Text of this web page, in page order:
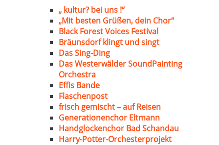
„ kultur? bei uns !“
„Mit besten Grüßen, dein Chor“
Black Forest Voices Festival
Bräunsdorf klingt und singt
Das Sing-Ding
Das Westerwälder SoundPainting
Orchestra
Effis Bande
Flaschenpost
frisch gemischt – auf Reisen
Generationenchor Eltmann
Handglockenchor Bad Schandau
Harry-Potter-Orchesterprojekt